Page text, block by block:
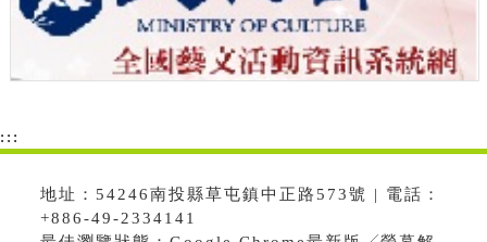
:::
地址：54246南投縣草屯鎮中正路573號 | 電話：
+886-49-2334141